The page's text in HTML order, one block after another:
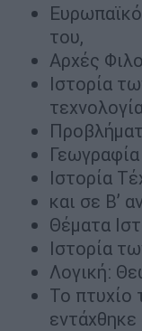
του,
Αρχές
Ιστορία
Γεωγραφία
Ιστορία
και σε Β’
Θέματα
Ιστορία
Λογική:
Το πτυχίο